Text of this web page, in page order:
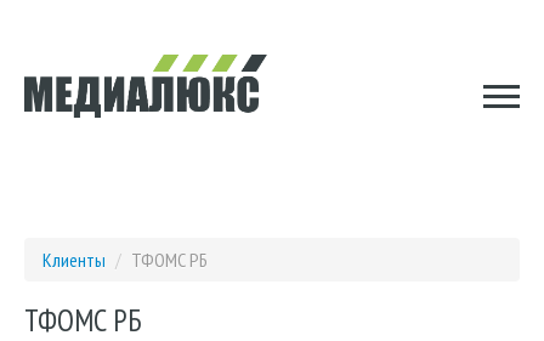
Клиенты / ТФОМС РБ
ТФОМС РБ